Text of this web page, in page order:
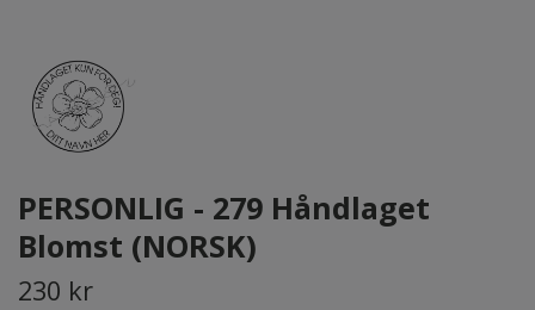
PERSONLIG - 279 Håndlaget
Blomst (NORSK)
230 kr